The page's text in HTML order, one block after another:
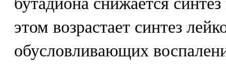
этом возрастает синтез
обусловливающих